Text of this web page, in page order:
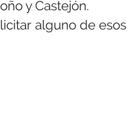
y Castejón.
alguno de esos